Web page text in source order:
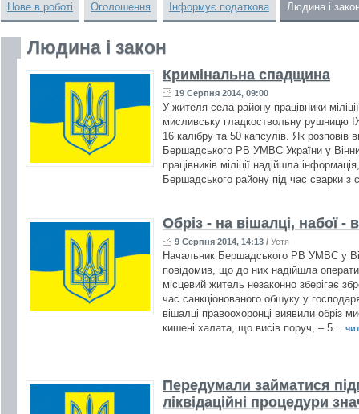
Нове в роботі Оголошення Інформує податкова Людина і
Людина і закон
Кримінальна спадщина
19 Серпня 2014, 09:00
У жителя села району працівники
мисливську гладкоствольну рушницю
16 калібру та 50 капсулів. Як розповів
Бершадського РВ УМВС України у
працівників міліції надійшла
Бершадського району під час сварки з
Обріз - на вішалці, набої -
9 Серпня 2014, 14:13 / Устя
Начальник Бершадського РВ УМВС у
повідомив, що до них надійшла
місцевий житель незаконно зберігає
час санкціонованого обшуку у
вішалці правоохоронці виявили обріз
кишені халата, що висів поруч, – 5...
Передумали займатися
ліквідаційні процедури